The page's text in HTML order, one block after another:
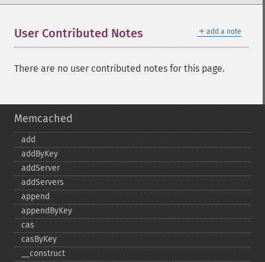
＋ add a note
User Contributed Notes
There are no user contributed notes for this page.
Memcached
add
addByKey
addServer
addServers
append
appendByKey
cas
casByKey
_​_​construct